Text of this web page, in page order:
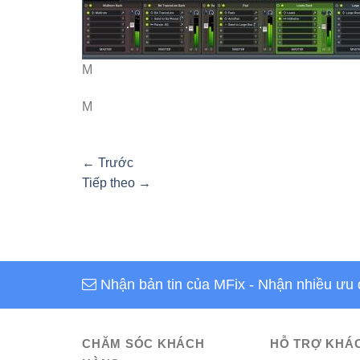
M
M
← Trước
Tiếp theo →
Nhận bản tin của MFix - Nhận nhiều ưu
CHĂM SÓC KHÁCH
HỖ TRỢ